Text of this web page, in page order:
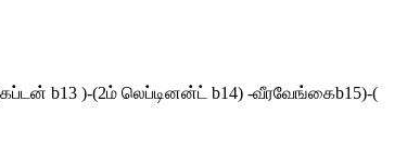
b13 )-(2ம் லெப்டினன்ட் b14) -வீரவேங்கைb15)-(